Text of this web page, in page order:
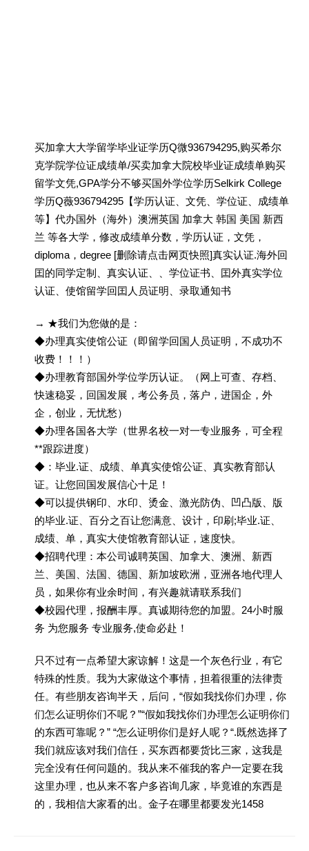
买加拿大大学留学毕业证学历Q微936794295,购买希尔
克学院学位证成绩单/买卖加拿大院校毕业证成绩单购买
留学文凭,GPA学分不够买国外学位学历Selkirk College
学历Q薇936794295【学历认证、文凭、学位证、成绩单
等】代办国外（海外）澳洲英国 加拿大 韩国 美国 新西
兰 等各大学，修改成绩单分数，学历认证，文凭，
diploma，degree [删除请点击网页快照]真实认证.海外回
囯的同学定制、真实认证、、学位证书、囯外真实学位
认证、使馆留学回囯人员证明、录取通知书
→ ★我们为您做的是：
◆办理真实使馆公证（即留学回国人员证明，不成功不
收费！！！）
◆办理教育部国外学位学历认证。（网上可查、存档、
快速稳妥，回国发展，考公务员，落户，进国企，外
企，创业，无忧愁）
◆办理各国各大学（世界名校一对一专业服务，可全程
**跟踪进度）
◆：毕业.证、成绩、单真实使馆公证、真实教育部认
证。让您回国发展信心十足！
◆可以提供钢印、水印、烫金、激光防伪、凹凸版、版
的毕业.证、百分之百让您满意、设计，印刷;毕业.证、
成绩、单，真实大使馆教育部认证，速度快。
◆招聘代理：本公司诚聘英国、加拿大、澳洲、新西
兰、美国、法国、德国、新加坡欧洲，亚洲各地代理人
员，如果你有业余时间，有兴趣就请联系我们
◆校园代理，报酬丰厚。真诚期待您的加盟。24小时服
务 为您服务 专业服务,使命必赴！
只不过有一点希望大家谅解！这是一个灰色行业，有它
特殊的性质。我为大家做这个事情，担着很重的法律责
任。有些朋友咨询半天，后问，“假如我找你们办理，你
们怎么证明你们不呢？”“假如我找你们办理怎么证明你们
的东西可靠呢？” “怎么证明你们是好人呢？“.既然选择了
我们就应该对我们信任，买东西都要货比三家，这我是
完全没有任何问题的。我从来不催我的客户一定要在我
这里办理，也从来不客户多咨询几家，毕竟谁的东西是
的，我相信大家看的出。金子在哪里都要发光1458